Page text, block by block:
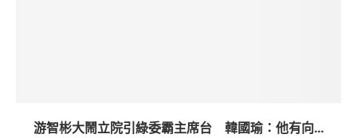
游智彬大鬧立院引綠委霸主席台 韓國瑜：他有向...